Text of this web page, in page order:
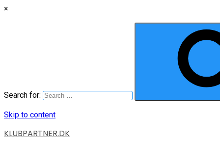
×
Search for:
Skip to content
KLUBPARTNER.DK